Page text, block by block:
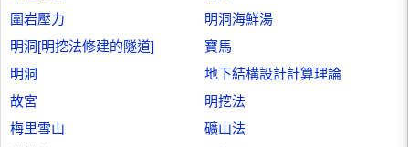
圍岩壓力
明洞海鮮湯
明洞[明挖法修建的隧道]
寶馬
明洞
地下結構設計計算理論
故宮
明挖法
梅里雪山
礦山法